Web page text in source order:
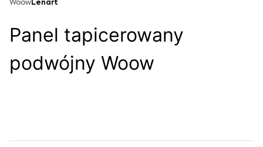
WoowLenart
Panel tapicerowany
podwójny Woow